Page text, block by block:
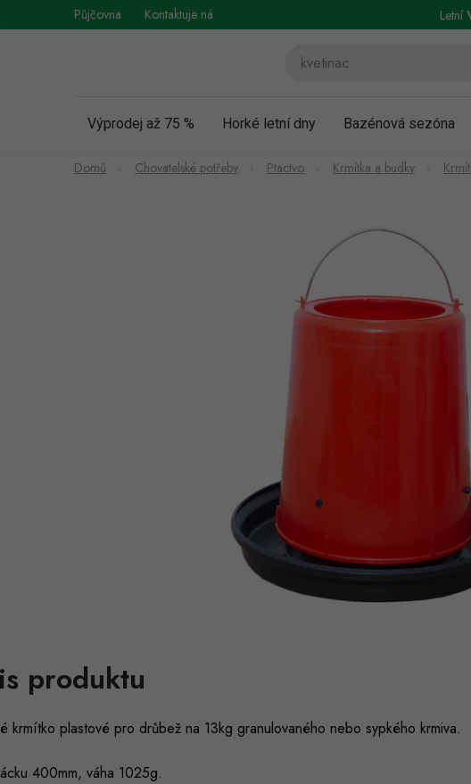
na
Půjčovna Kontaktuje nás Vrácení a Letní
Výprodej až 75 % Horké letní dny Bazénová sezóna
Domů Chovatelské potřeby Ptactvo Krmítka a budky
produktu
krmítko plastové pro drůbež na 13kg granulovaného nebo sypkého krmiva.
400mm, váha 1025g.